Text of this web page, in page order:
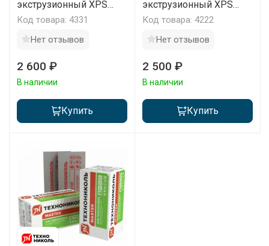
экструзионный XPS
Техноплекс Мастер
(уп/20плит)
Код товара: 4331
Нет отзывов
2 600 ₽
В наличии
Купить
экструзионный XPS
Техноплекс Мастер
(уп/13плит)
Код товара: 4222
Нет отзывов
2 500 ₽
В наличии
Купить